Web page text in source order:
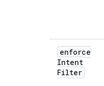
enforce
Intent
Filter